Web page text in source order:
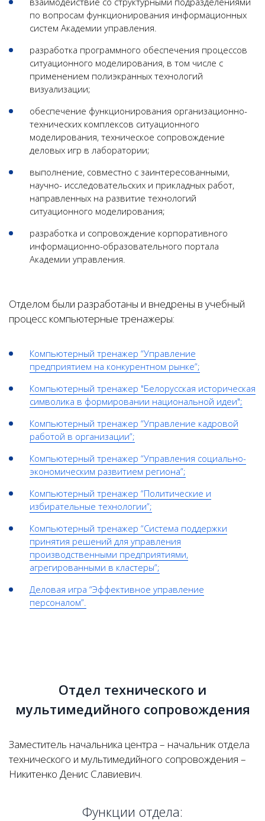
по вопросам функционирования информационных
систем Академии управления.
разработка программного обеспечения процессов
ситуационного моделирования, в том числе с
применением полиэкранных технологий
визуализации;
обеспечение функционирования организационно-
технических комплексов ситуационного
моделирования, техническое сопровождение
деловых игр в лаборатории;
выполнение, совместно с заинтересованными,
научно- исследовательских и прикладных работ,
направленных на развитие технологий
ситуационного моделирования;
разработка и сопровождение корпоративного
информационно-образовательного портала
Академии управления.
Отделом были разработаны и внедрены в учебный
процесс компьютерные тренажеры:
Компьютерный тренажер “Управление
предприятием на конкурентном рынке”;
Компьютерный тренажер "Белорусская историческая
символика в формировании национальной идеи";
Компьютерный тренажер “Управление кадровой
работой в организации”;
Компьютерный тренажер “Управления социально-
экономическим развитием региона”;
Компьютерный тренажер “Политические и
избирательные технологии”;
Компьютерный тренажер “Система поддержки
принятия решений для управления
производственными предприятиями,
агрегированными в кластеры”;
Деловая игра “Эффективное управление
персоналом”.
Отдел технического и
мультимедийного сопровождения
Заместитель начальника центра – начальник отдела
технического и мультимедийного сопровождения –
Никитенко Денис Славиевич.
Функции отдела: